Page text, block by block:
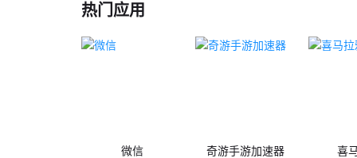
热门应用
微信 奇游手游加速器 喜